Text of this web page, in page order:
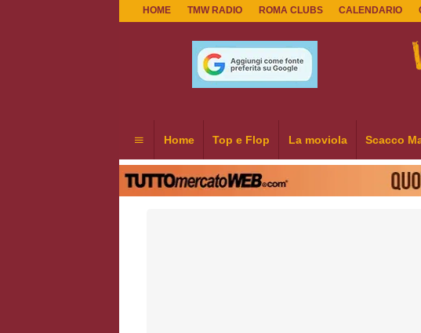
HOME TMW RADIO ROMA CLUBS CALENDARIO
Home Top e Flop La moviola Scacco